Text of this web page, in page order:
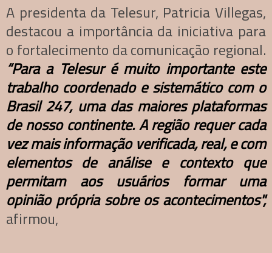
A presidenta da Telesur, Patricia Villegas,
destacou a importância da iniciativa para
o fortalecimento da comunicação regional.
“Para a Telesur é muito importante este
trabalho coordenado e sistemático com o
Brasil 247, uma das maiores plataformas
de nosso continente. A região requer cada
vez mais informação verificada, real, e com
elementos de análise e contexto que
permitam aos usuários formar uma
opinião própria sobre os acontecimentos",
afirmou,